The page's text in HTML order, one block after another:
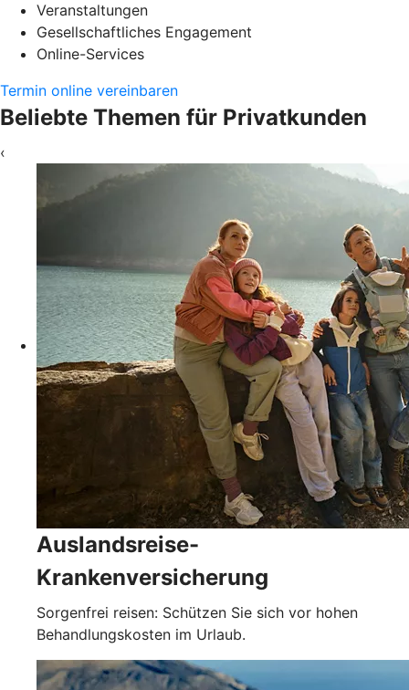
Veranstaltungen
Gesellschaftliches Engagement
Online-Services
Termin online vereinbaren
Beliebte Themen für Privatkunden
‹
Auslandsreise-
Krankenversicherung
Sorgenfrei reisen: Schützen Sie sich vor hohen
Behandlungskosten im Urlaub.